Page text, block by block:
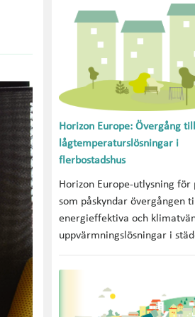
Horizon Europe: Övergång till
lågtemperaturslösningar i
flerbostadshus
Horizon Europe-utlysning för
som påskyndar övergången till
energieffektiva och
uppvärmningslösningar i